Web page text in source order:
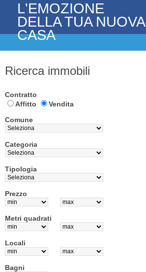
L'EMOZIONE
DELLA TUA NUOVA
CASA
Ricerca immobili
Contratto
Affitto
Vendita
Comune
Categoria
Tipologia
Prezzo
Metri quadrati
Locali
Bagni